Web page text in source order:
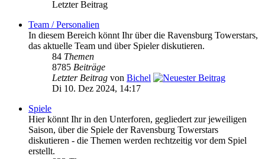
Letzter Beitrag
Team / Personalien
In diesem Bereich könnt Ihr über die Ravensburg Towerstars,
das aktuelle Team und über Spieler diskutieren.
84 Themen
8785 Beiträge
Letzter Beitrag von Bichel
Di 10. Dez 2024, 14:17
Spiele
Hier könnt Ihr in den Unterforen, gegliedert zur jeweiligen
Saison, über die Spiele der Ravensburg Towerstars
diskutieren - die Themen werden rechtzeitig vor dem Spiel
erstellt.